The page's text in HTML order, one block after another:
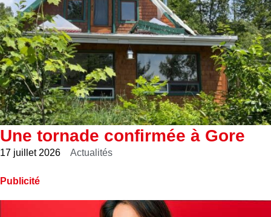
Une tornade confirmée à Gore
17 juillet 2026 Actualités
Publicité